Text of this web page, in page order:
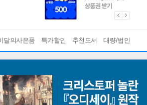
달의사은품 특가할인 추천도서 대량/법인